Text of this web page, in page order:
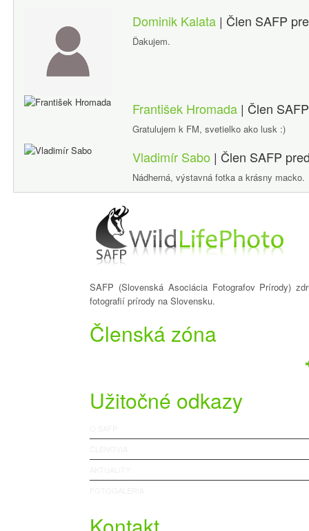
Dominik Kalata| Člen SAFP
Ďakujem.
František Hromada| Člen
Gratulujem k FM, svetielko ako lusk :)
Vladimír Sabo | Člen SAFP
Nádherná, výstavná fotka a krásny macko.
SAFP (Slovenská Asociácia Fotografov Prírody)
fotografií prírody na Slovensku.
Členská zóna
Užitočné odkazy